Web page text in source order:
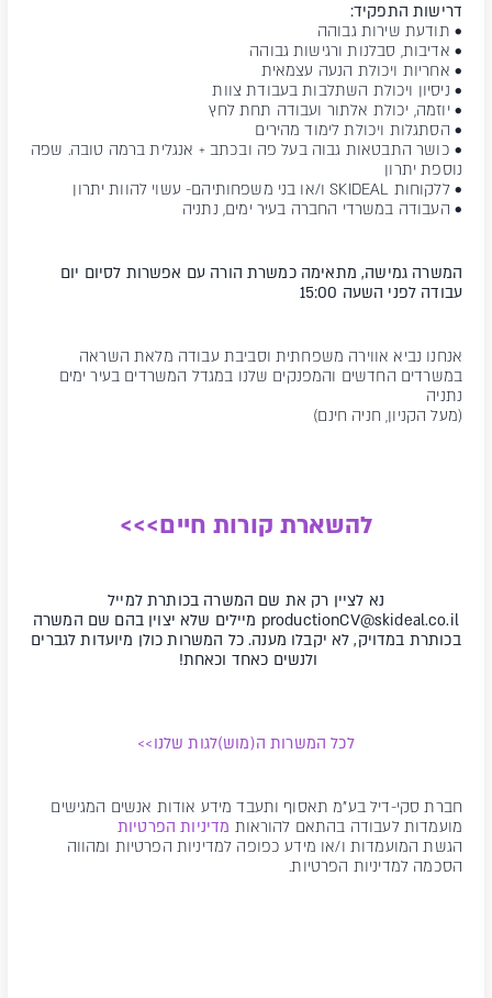
דרישות התפקיד:
• תודעת שירות גבוהה
• אדיבות, סבלנות ורגישות גבוהה
• אחריות ויכולת הנעה עצמאית
• ניסיון ויכולת השתלבות בעבודת צוות
• יוזמה, יכולת אלתור ועבודה תחת לחץ
• הסתגלות ויכולת לימוד מהירים
• כושר התבטאות גבוה בעל פה ובכתב + אנגלית ברמה טובה. שפה
נוספת יתרון
• ללקוחות SKIDEAL ו/או בני משפחותיהם- עשוי להוות יתרון
• העבודה במשרדי החברה בעיר ימים, נתניה
המשרה גמישה, מתאימה כמשרת הורה עם אפשרות לסיום יום
עבודה לפני השעה 15:00
אנחנו נביא אווירה משפחתית וסביבת עבודה מלאת השראה
במשרדים החדשים והמפנקים שלנו במגדל המשרדים בעיר ימים
נתניה
(מעל הקניון, חניה חינם)
להשארת קורות חיים>>>
נא לציין רק את שם המשרה בכותרת למייל
productionCV@skideal.co.il מיילים שלא יצוין בהם שם המשרה
בכותרת במדויק, לא יקבלו מענה.כל המשרות כולן מיועדות לגברים
ולנשים כאחד וכאחת!
לכל המשרות ה(מוש)לגות שלנו>>
חברת סקי-דיל בע"מ תאסוף ותעבד מידע אודות אנשים המגישים
מועמדות לעבודה בהתאם להוראות מדיניות הפרטיות
הגשת המועמדות ו/או מידע כפופה למדיניות הפרטיות ומהווה
הסכמה למדיניות הפרטיות.